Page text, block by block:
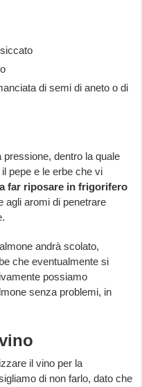
di semi di aneto o di
dentro la quale
pepe e le erbe che vi
a far riposare in frigorifero
agli aromi di penetrare
andrà scolato,
che eventualmente si
possiamo
senza problemi, in
il vino per la
di non farlo, dato che